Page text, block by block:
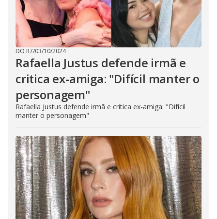
DO R7/03/10/2024
Rafaella Justus defende irmã e
critica ex-amiga: "Difícil manter o
personagem"
Rafaella Justus defende irmã e critica ex-amiga: "Difícil
manter o personagem"